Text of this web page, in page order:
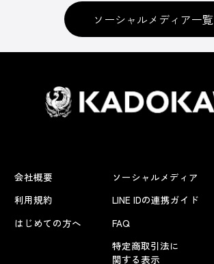
ソーシャルメディア一覧
会社概要
利用規約
はじめての方へ
ソーシャルメディア
LINE IDの連携ガイド
FAQ
特定商取引法に
関する表示